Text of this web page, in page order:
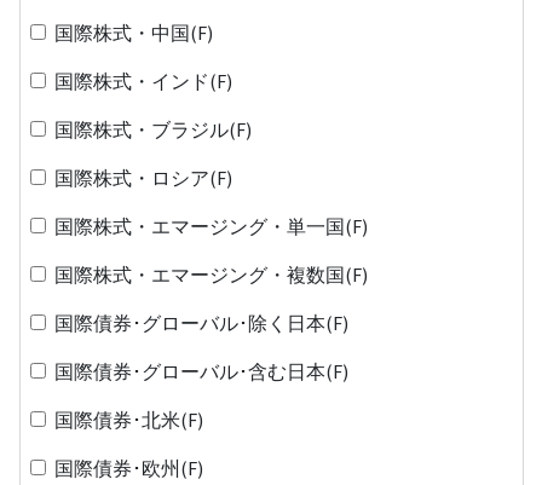
国際株式・中国(F)
国際株式・インド(F)
国際株式・ブラジル(F)
国際株式・ロシア(F)
国際株式・エマージング・単一国(F)
国際株式・エマージング・複数国(F)
国際債券･グローバル･除く日本(F)
国際債券･グローバル･含む日本(F)
国際債券･北米(F)
国際債券･欧州(F)